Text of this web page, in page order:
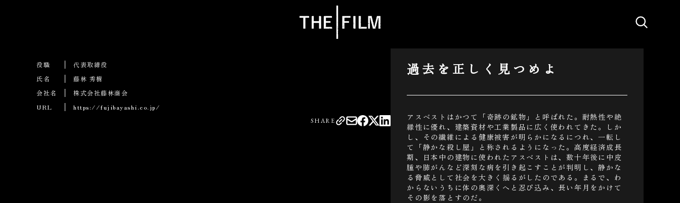
役職
代表取締役
氏名
藤林 秀樹
会社名
株式会社藤林商会
URL
https://fujibayashi.co.jp/
SHARE
過去を正しく見つめよ
アスベストはかつて「奇跡の鉱物」と呼ばれた。耐熱性や絶
縁性に優れ、建築資材や工業製品に広く使われてきた。しか
し、その繊維による健康被害が明らかになるにつれ、一転し
て「静かな殺し屋」と称されるようになった。高度経済成長
期、日本中の建物に使われたアスベストは、数十年後に中皮
腫や肺がんなど深刻な病を引き起こすことが判明し、静かな
る脅威として社会を大きく揺るがしたのである。まるで、わ
からないうちに体の奥深くへと忍び込み、長い年月をかけて
その影を落とすのだ。